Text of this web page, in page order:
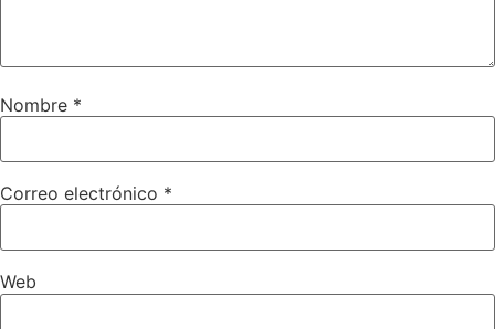
Nombre *
Correo electrónico *
Web